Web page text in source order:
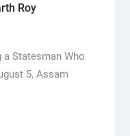
Roy
a Statesman Who
5, Assam